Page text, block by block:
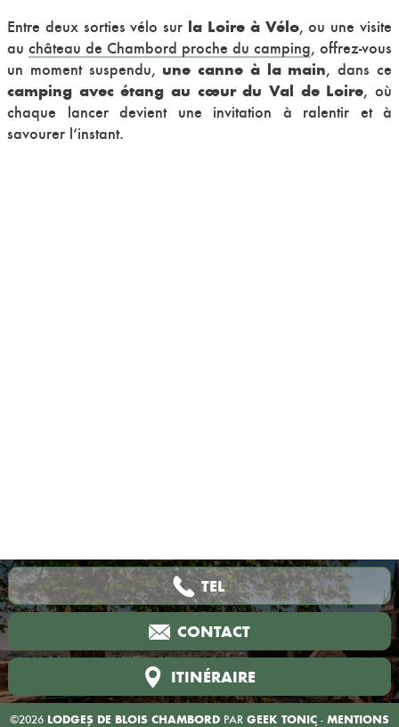
Entre deux sorties vélo sur la Loire à Vélo, ou une visite
au château de Chambord proche du camping, offrez-vous
un moment suspendu, une canne à la main, dans ce
camping avec étang au cœur du Val de Loire, où
chaque lancer devient une invitation à ralentir et à
savourer l’instant.
TEL
CONTACT
ITINÉRAIRE
©2026 LODGES DE BLOIS CHAMBORD PAR GEEK TONIC - MENTIONS